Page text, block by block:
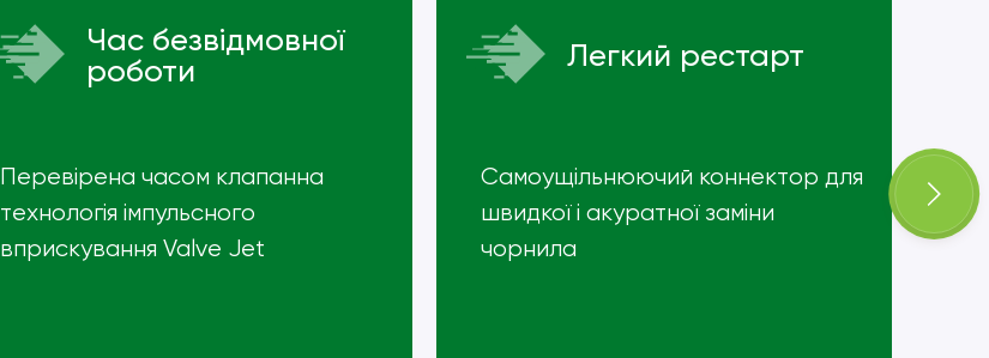
Час безвідмовної
роботи
Перевірена часом клапанна
технологія імпульсного
вприскування Valve Jet
Легкий рестарт
Самоущільнюючий коннектор для
швидкої і акуратної заміни
чорнила